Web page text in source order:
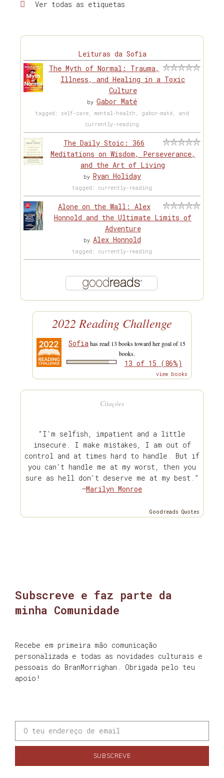
Ver todas as etiquetas
Leituras da Sofia
The Myth of Normal: Trauma,
Illness, and Healing in a Toxic
Culture
by Gabor Maté
tagged: self-care, mental-health, gabor-maté, and
currently-reading
The Daily Stoic: 366
Meditations on Wisdom, Perseverance,
and the Art of Living
by Ryan Holiday
tagged: currently-reading
Alone on the Wall: Alex
Honnold and the Ultimate Limits of
Adventure
by Alex Honnold
tagged: currently-reading
2022 Reading Challenge
Sofia has read 13 books toward her goal of 15
books.
13 of 15 (86%)
view books
Citações
“I'm selfish, impatient and a little
insecure. I make mistakes, I am out of
control and at times hard to handle. But if
you can't handle me at my worst, then you
sure as hell don't deserve me at my best.”
—Marilyn Monroe
Goodreads Quotes
Subscreve e faz parte da
minha Comunidade
Recebe em primeira mão comunicação
personalizada e todas as novidades culturais e
pessoais do BranMorrighan. Obrigada pelo teu
apoio!
SUBSCREVE